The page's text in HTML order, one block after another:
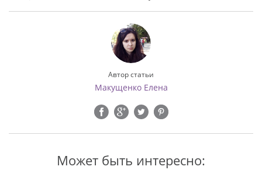
Автор статьи
Макущенко Елена
Может быть интересно: